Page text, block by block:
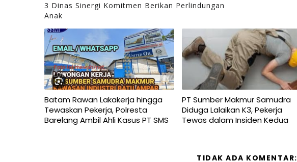
3 Dinas Sinergi Komitmen Berikan Perlindungan
Anak
Batam Rawan Lakakerja hingga
Tewaskan Pekerja, Polresta
Barelang Ambil Ahli Kasus PT SMS
PT Sumber Makmur Samudra
Diduga Lalaikan K3, Pekerja
Tewas dalam Insiden Kedua
TIDAK ADA KOMENTAR: